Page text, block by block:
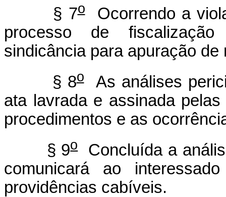
§ 7oOcorrendo a
processo de fiscalização
sindicância para apuração
§ 8oAs análises
ata lavrada e assinada
procedimentos e as
§ 9oConcluída a
comunicará ao
providências cabíveis.